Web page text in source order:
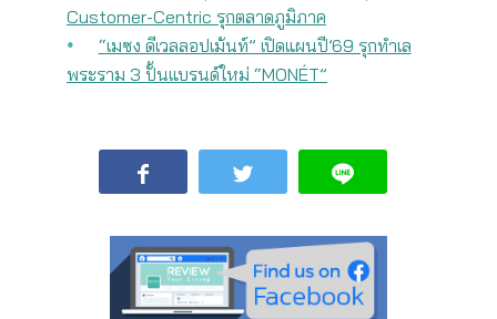
Customer-Centric รุกตลาดภูมิภาค
“เมซง ดีเวลลอปเม้นท์” เปิดแผนปี’69 รุกทำเล
พระราม 3 ปั้นแบรนด์ใหม่ “MONÉT”